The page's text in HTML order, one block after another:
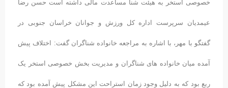
خصوصی استخر به هیئت شنا مساعدت مالی داشته است حسن رضا
عیمدیان سرپرست اداره کل ورزش و جوانان خراسان جنوبی در
گفتگو با مهر، با اشاره به مراجعه خانواده شناگران گفت: اختلاف پیش
آمده میان خانواده های شناگران و مدیریت بخش خصوصی استخر یک
ربع بود که به دلیل وجود زمان استراحت این مشکل پیش آمده بود که